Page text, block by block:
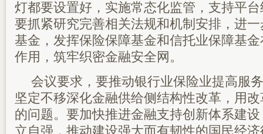
灯都要设置好，实施常态化监管，支持平
要抓紧研究完善相关法规和机制安排，进
基金，发挥保险保障基金和信托业保障基
作用，筑牢织密金融安全网。
会议要求，要推动银行业保险业提高服
坚定不移深化金融供给侧结构性改革，用
的问题。要加快推进金融支持创新体系建
立自强，推动建设强大而有韧性的国民经